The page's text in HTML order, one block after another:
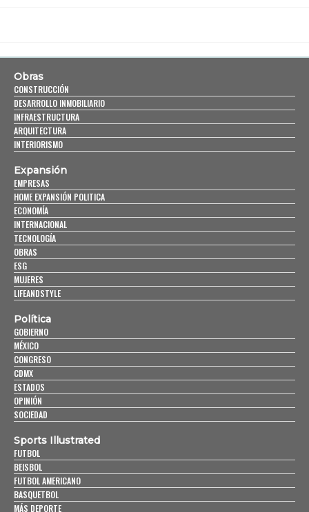
Obras
CONSTRUCCIÓN
DESARROLLO INMOBILIARIO
INFRAESTRUCTURA
ARQUITECTURA
INTERIORISMO
Expansión
EMPRESAS
HOME EXPANSIÓN POLITICA
ECONOMÍA
INTERNACIONAL
TECNOLOGÍA
OBRAS
ESG
MUJERES
LIFEANDSTYLE
Política
GOBIERNO
MÉXICO
CONGRESO
CDMX
ESTADOS
OPINIÓN
SOCIEDAD
Sports Illustrated
FUTBOL
BEISBOL
FUTBOL AMERICANO
BASQUETBOL
MÁS DEPORTE